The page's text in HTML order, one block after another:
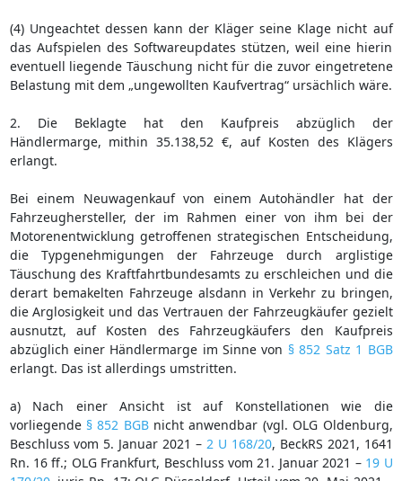
(4) Ungeachtet dessen kann der Kläger seine Klage nicht auf
das Aufspielen des Softwareupdates stützen, weil eine hierin
eventuell liegende Täuschung nicht für die zuvor eingetretene
Belastung mit dem „ungewollten Kaufvertrag“ ursächlich wäre.
2. Die Beklagte hat den Kaufpreis abzüglich der
Händlermarge, mithin 35.138,52 €, auf Kosten des Klägers
erlangt.
Bei einem Neuwagenkauf von einem Autohändler hat der
Fahrzeughersteller, der im Rahmen einer von ihm bei der
Motorenentwicklung getroffenen strategischen Entscheidung,
die Typgenehmigungen der Fahrzeuge durch arglistige
Täuschung des Kraftfahrtbundesamts zu erschleichen und die
derart bemakelten Fahrzeuge alsdann in Verkehr zu bringen,
die Arglosigkeit und das Vertrauen der Fahrzeugkäufer gezielt
ausnutzt, auf Kosten des Fahrzeugkäufers den Kaufpreis
abzüglich einer Händlermarge im Sinne von § 852 Satz 1 BGB
erlangt. Das ist allerdings umstritten.
a) Nach einer Ansicht ist auf Konstellationen wie die
vorliegende § 852 BGBnicht anwendbar (vgl. OLG Oldenburg,
Beschluss vom 5. Januar 2021 – 2 U 168/20, BeckRS 2021, 1641
Rn. 16 ff.; OLG Frankfurt, Beschluss vom 21. Januar 2021 – 19 U